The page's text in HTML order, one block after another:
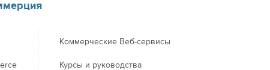
Коммерческие Веб-сервисы
Курсы и руководства